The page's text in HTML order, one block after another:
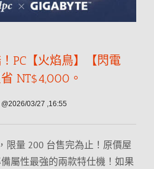
PC【火焰鳥】【閃電
NT$4,000。
@2026/03/27 ,16:55
限量 200 台售完為止！原價屋
屬性最強的兩款特仕機！如果